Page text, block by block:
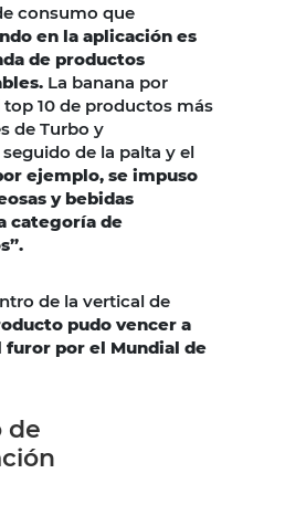
consumo que
en la aplicación es
de productos
La banana por
10 de productos más
de Turbo y
de la palta y el
ejemplo, se impuso
y bebidas
categoría de
de la vertical de
pudo vencer a
por el Mundial de
de